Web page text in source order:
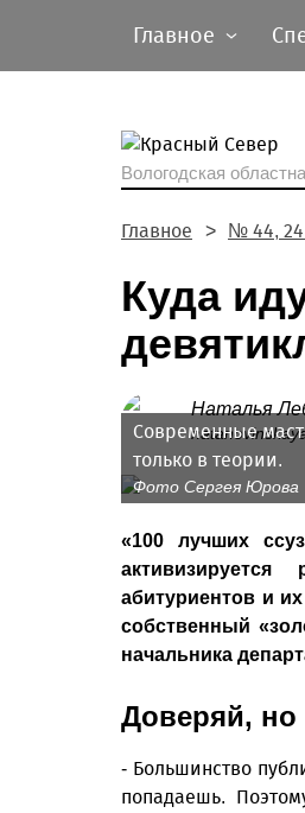
Главное
Вологодская
Главное № 44, 24
Куда
Наталья
Современные
только в теории.
Фото Сергея Юрова
«100 лучших
абитуриентов и
собственный
начальника
Доверяй, но
- Большинство
попадаешь.